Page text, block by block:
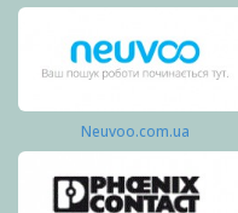
Neuvoo.com.ua